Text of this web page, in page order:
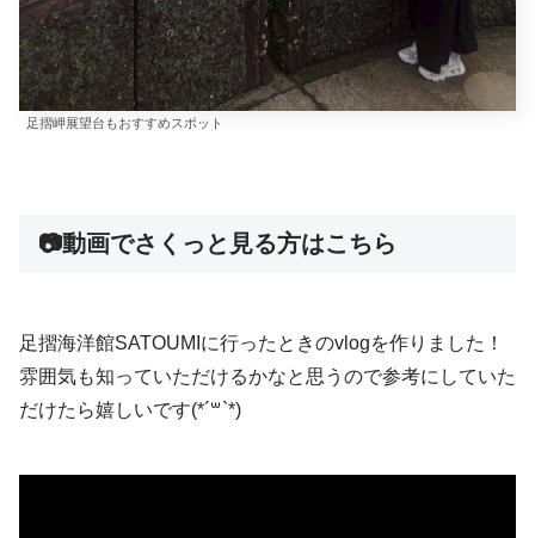
足摺岬展望台もおすすめスポット
📷動画でさくっと見る方はこちら
足摺海洋館SATOUMIに行ったときのvlogを作りました！
雰囲気も知っていただけるかなと思うので参考にしていた
だけたら嬉しいです(*´꒳`*)